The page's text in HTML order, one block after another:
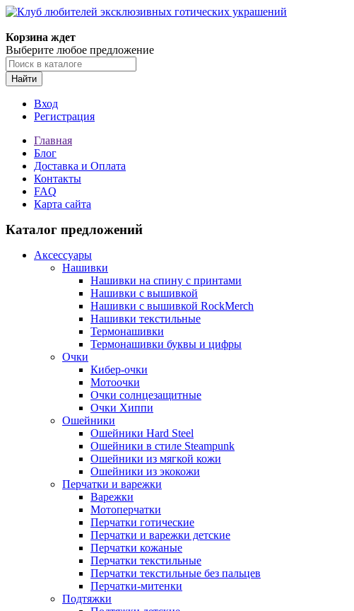
Корзина ждет
Выберите любое предложение
Найти
Вход
Регистрация
Главная
Блог
Доставка и Оплата
Контакты
FAQ
Карта сайта
Каталог предложений
Аксессуары
Нашивки
Нашивки на спину с принтами
Нашивки с вышивкой
Нашивки с вышивкой RockMerch
Нашивки текстильные
Термонашивки
Термонашивки буквы и цифры
Очки
Кибер-очки
Мотоочки
Очки солнцезащитные
Очки Хиппи
Ошейники
Ошейники Hard Steel
Ошейники в стиле Steampunk
Ошейники из мягкой кожи
Ошейники из экокожи
Перчатки и варежки
Варежки
Мотоперчатки
Перчатки готические
Перчатки и варежки детские
Перчатки кожаные
Перчатки текстильные
Перчатки текстильные без пальцев
Перчатки-митенки
Подтяжки